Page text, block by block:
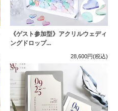
《ゲスト参加型》アクリルウェディ
ングドロップ...
28,600円(税込)